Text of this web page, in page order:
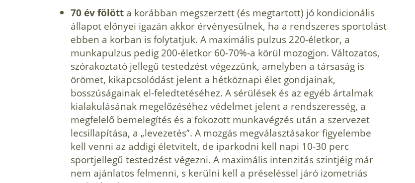
70 év fölött a korábban megszerzett (és megtartott) jó kondicionális
állapot előnyei igazán akkor érvényesülnek, ha a rendszeres sportolást
ebben a korban is folytatjuk. A maximális pulzus 220-életkor, a
munkapulzus pedig 200-életkor 60-70%-a körül mozogjon. Változatos,
szórakoztató jellegű testedzést végezzünk, amelyben a társaság is
örömet, kikapcsolódást jelent a hétköznapi élet gondjainak,
bosszúságainak el-feledtetéséhez. A sérülések és az egyéb ártalmak
kialakulásának megelőzéséhez védelmet jelent a rendszeresség, a
megfelelő bemelegítés és a fokozott munkavégzés után a szervezet
lecsillapítása, a „levezetés”. A mozgás megválasztásakor figyelembe
kell venni az addigi életvitelt, de iparkodni kell napi 10-30 perc
sportjellegű testedzést végezni. A maximális intenzitás szintjéig már
nem ajánlatos felmenni, s kerülni kell a préseléssel járó izometriás